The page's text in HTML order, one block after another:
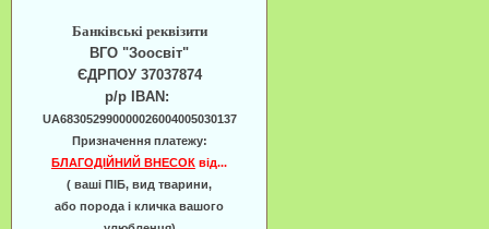
Банківські реквізити
ВГО "Зоосвіт"
ЄДРПОУ 37037874
р/р IBAN:
UA683052990000026004005030137
Призначення платежу:
БЛАГОДІЙНИЙ ВНЕСОК від...
( ваші ПІБ, вид тварини,
або порода і кличка вашого